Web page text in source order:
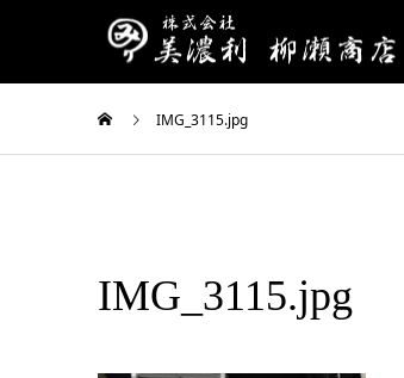
IMG_3115.jpg
IMG_3115.jpg